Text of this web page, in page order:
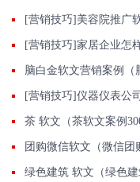
脑白金软文营销案例（
茶 软文（茶软文案例
团购微信软文（微信团
绿色建筑 软文（绿色建